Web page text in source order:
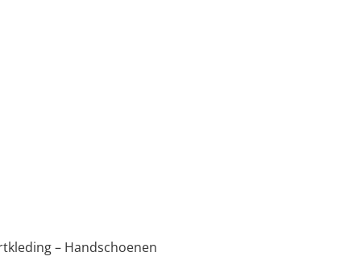
– Handschoenen